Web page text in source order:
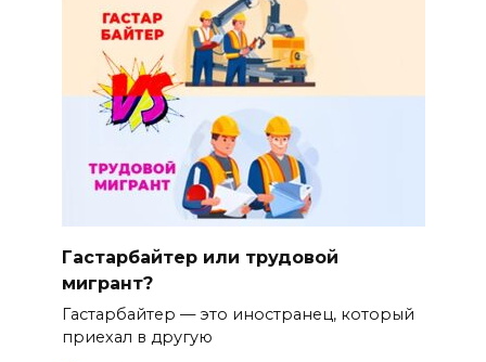
Гастарбайтер или трудовой
мигрант?
Гастарбайтер — это иностранец, который
приехал в другую